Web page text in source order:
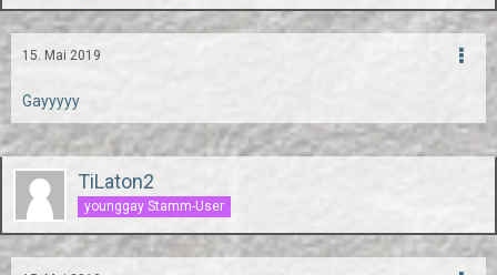
15. Mai 2019
Gayyyyy
TiLaton2
younggay Stamm-User